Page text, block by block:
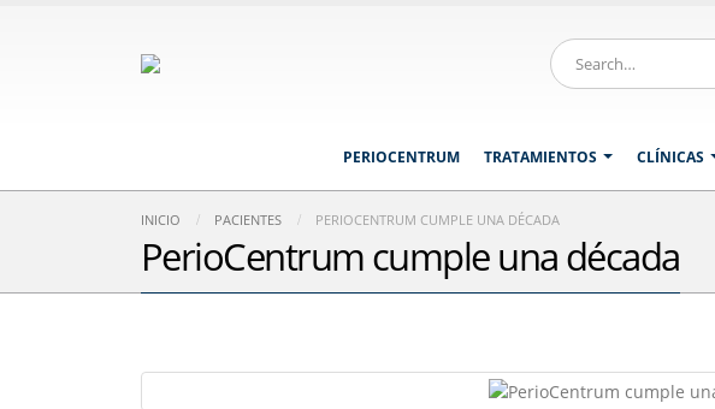
PERIOCENTRUM TRATAMIENTOS CLÍNICAS
INICIO PACIENTES PERIOCENTRUM CUMPLE UNA DÉCADA
PerioCentrum cumple una década